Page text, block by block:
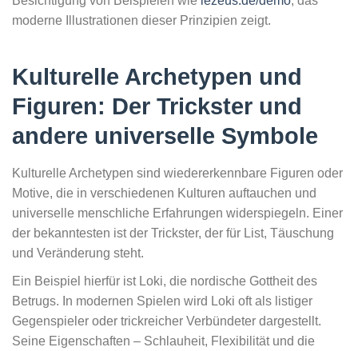
moderne Illustrationen dieser Prinzipien zeigt.
Kulturelle Archetypen und
Figuren: Der Trickster und
andere universelle Symbole
Kulturelle Archetypen sind wiedererkennbare Figuren oder
Motive, die in verschiedenen Kulturen auftauchen und
universelle menschliche Erfahrungen widerspiegeln. Einer
der bekanntesten ist der Trickster, der für List, Täuschung
und Veränderung steht.
Ein Beispiel hierfür ist Loki, die nordische Gottheit des
Betrugs. In modernen Spielen wird Loki oft als listiger
Gegenspieler oder trickreicher Verbündeter dargestellt.
Seine Eigenschaften – Schlauheit, Flexibilität und die